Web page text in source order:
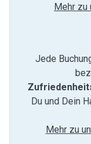
Mehr zu
Jede
Du und Dein
Mehr zu